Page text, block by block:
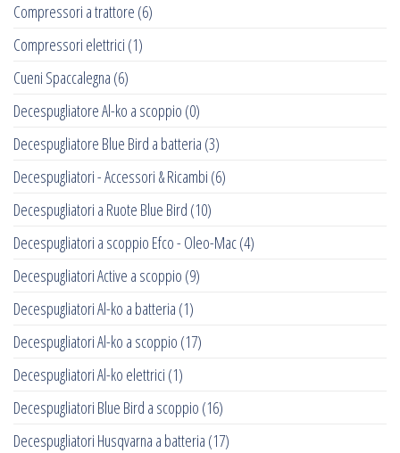
Compressori a trattore (6)
Compressori elettrici (1)
Cueni Spaccalegna (6)
Decespugliatore Al-ko a scoppio (0)
Decespugliatore Blue Bird a batteria (3)
Decespugliatori - Accessori & Ricambi (6)
Decespugliatori a Ruote Blue Bird (10)
Decespugliatori a scoppio Efco - Oleo-Mac(4)
Decespugliatori Active a scoppio (9)
Decespugliatori Al-ko a batteria (1)
Decespugliatori Al-ko a scoppio (17)
Decespugliatori Al-ko elettrici (1)
Decespugliatori Blue Bird a scoppio (16)
Decespugliatori Husqvarna a batteria (17)